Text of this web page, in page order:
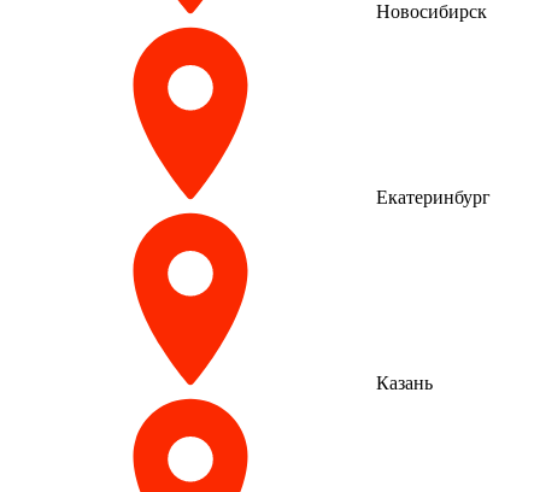
Новосибирск
Екатеринбург
Казань